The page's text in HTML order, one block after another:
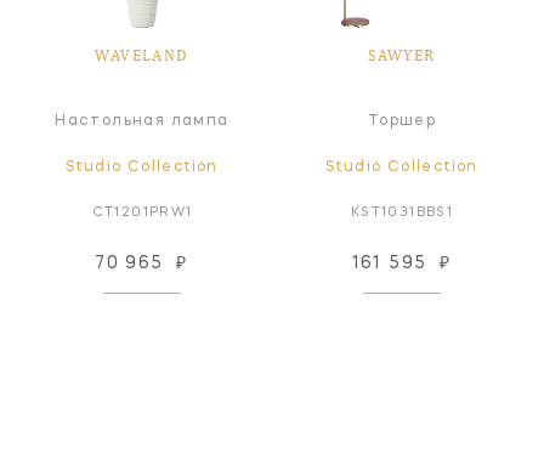
WAVELAND
Настольная лампа
Studio Collection
CT1201PRW1
70 965 ₽
SAWYER
Торшер
Studio Collection
KST1031BBS1
161 595 ₽